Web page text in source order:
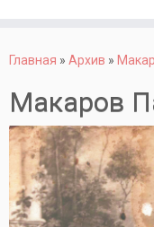
Главная » Архив »
Макаров